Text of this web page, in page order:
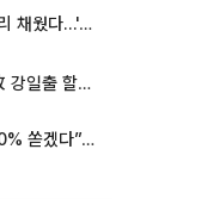
'불명' 문세윤, 故 터틀맨 빈자리 채웠다…'거북이' 눈물의 최종 우승
추미애 "우리 목표는 연대"…故 강일출 할머니 흉상 제막
AT마드리드 ‘7번’ 이강인 “120% 쏟겠다”⋯시메오네 감독 “필요한 선수”